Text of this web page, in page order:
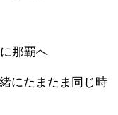
那覇へ
にたまたま同じ時